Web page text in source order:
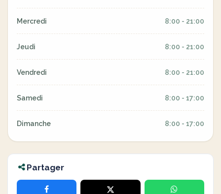
Mercredi 8:00 - 21:00
Jeudi 8:00 - 21:00
Vendredi 8:00 - 21:00
Samedi 8:00 - 17:00
Dimanche 8:00 - 17:00
Partager